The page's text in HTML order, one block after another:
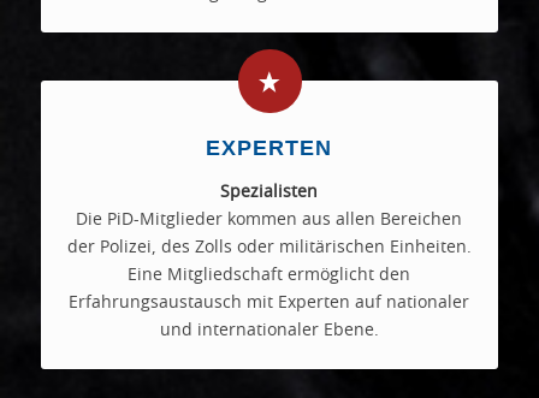
EXPERTEN
Spezialisten
Die PiD-Mitglieder kommen aus allen Bereichen
der Polizei, des Zolls oder militärischen Einheiten.
Eine Mitgliedschaft ermöglicht den
Erfahrungsaustausch mit Experten auf nationaler
und internationaler Ebene.